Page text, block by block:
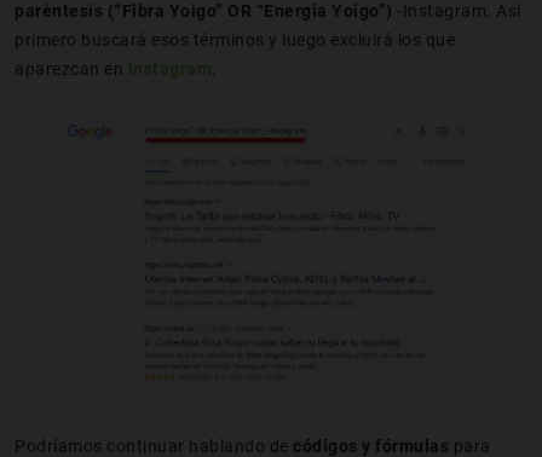
paréntesis (“Fibra Yoigo” OR “Energía Yoigo”) -Instagram. Así
primero buscará esos términos y luego excluirá los que
aparezcan en Instagram.
Podríamos continuar hablando de códigos y fórmulas para